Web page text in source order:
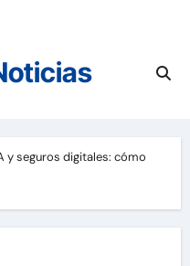
y seguros digitales: cómo